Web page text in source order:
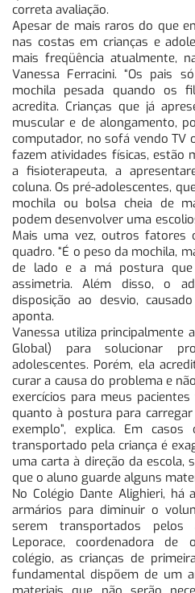
correta avaliação.
Apesar de mais raros do que
nas costas em crianças e
mais freqüência atualmente,
Vanessa Ferracini. “Os pais
mochila pesada quando os
acredita. Crianças que já
muscular e de alongamento,
computador, no sofá vendo TV
fazem atividades físicas, estão
a fisioterapeuta, a
coluna. Os pré-adolescentes,
mochila ou bolsa cheia de
podem desenvolver uma
Mais uma vez, outros fatores
quadro. “É o peso da mochila,
de lado e a má postura que
assimetria. Além disso, o
disposição ao desvio,
aponta.
Vanessa utiliza principalmente
Global) para solucionar
adolescentes. Porém, ela
curar a causa do problema e
exercícios para meus
quanto à postura para
exemplo”, explica. Em
transportado pela criança é
uma carta à direção da escola,
que o aluno guarde alguns
No Colégio Dante Alighieri, há
armários para diminuir o
serem transportados pelos
Leporace, coordenadora de
colégio, as crianças de
fundamental dispõem de um